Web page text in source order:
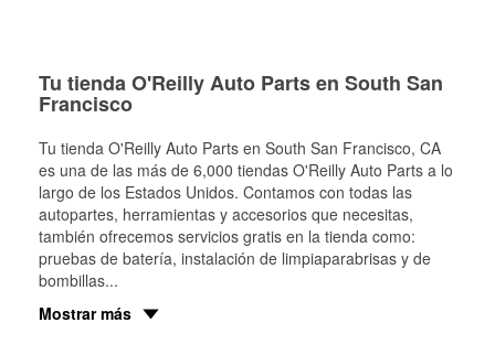
Tu tienda O'Reilly Auto Parts en South San
Francisco
Tu tienda O'Reilly Auto Parts en South San Francisco, CA
es una de las más de 6,000 tiendas O'Reilly Auto Parts a lo
largo de los Estados Unidos. Contamos con todas las
autopartes, herramientas y accesorios que necesitas,
también ofrecemos servicios gratis en la tienda como:
pruebas de batería, instalación de limpiaparabrisas y de
bombillas...
Mostrar más